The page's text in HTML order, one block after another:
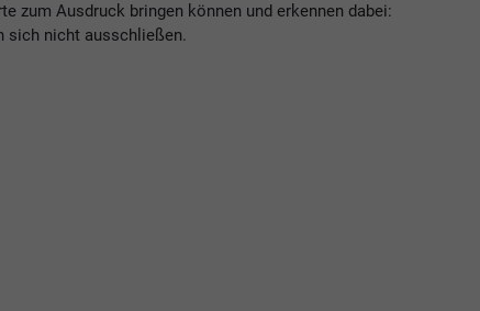
zum Ausdruck bringen können und erkennen dabei:
sich nicht ausschließen.